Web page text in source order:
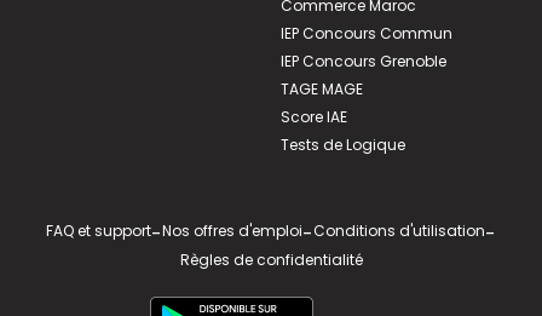
Commerce Maroc
IEP Concours Commun
IEP Concours Grenoble
TAGE MAGE
Score IAE
Tests de Logique
FAQ et support-Nos offres d'emploi-Conditions d'utilisation-
Règles de confidentialité